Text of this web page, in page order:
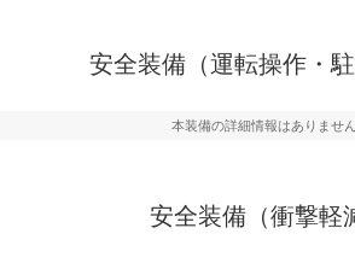
安全装備（運転操作・駐
本装備の詳細情報はありません
安全装備（衝撃軽